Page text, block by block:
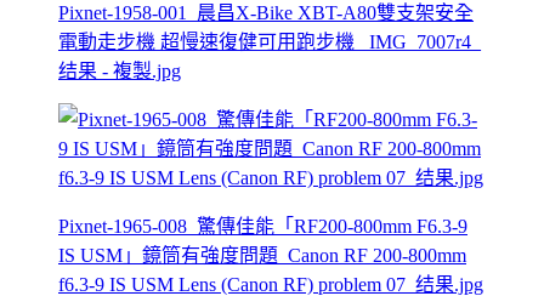
Pixnet-1958-001_晨昌X-Bike XBT-A80雙支架安全
電動走步機 超慢速復健可用跑步機 _IMG_7007r4_
结果 - 複製.jpg
Pixnet-1965-008_驚傳佳能「RF200-800mm F6.3-9
IS USM」鏡筒有強度問題_Canon RF 200-800mm
f6.3-9 IS USM Lens (Canon RF) problem 07_结果.jpg